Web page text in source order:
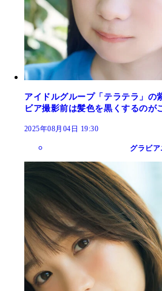
アイドルグループ「テラテラ」の
ビア撮影前は髪色を黒くするのが
2025年08月04日 19:30
グラビア